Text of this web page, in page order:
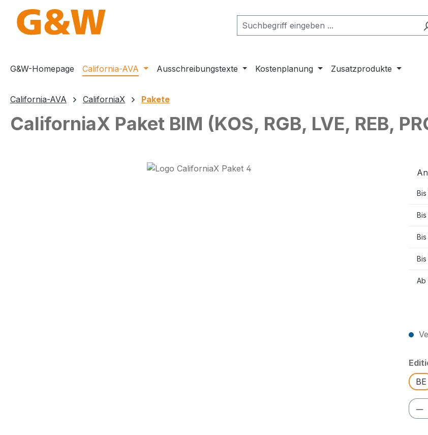
Hauptinhalt springen
Zur Suche springen
Zur Hauptnavigation springen
G&W-Homepage California-AVA Ausschreibungstexte Kostenplanung Zusatzprodukte
California-AVA CaliforniaX Pakete
CaliforniaX Paket BIM (KOS, RGB, LVE, REB,
Bis
Bis
Bis
Bis
Ab
BE